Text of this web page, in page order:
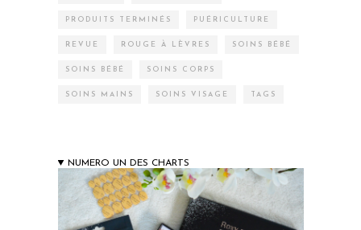
PRODUITS TERMINÉS PUÉRICULTURE
REVUE ROUGE À LÈVRES SOINS BÉBÉ
SOINS BÉBÉ SOINS CORPS
SOINS MAINS SOINS VISAGE TAGS
NUMERO UN DES CHARTS